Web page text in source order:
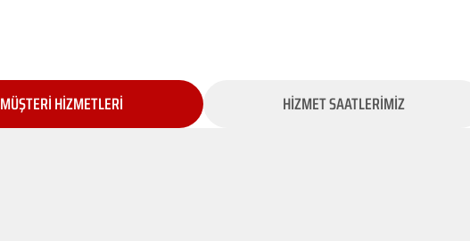
MÜŞTERİ HİZMETLERİ HİZMET SAATLERİMİZ